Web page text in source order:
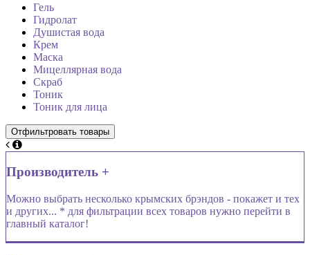
Гель
Гидролат
Душистая вода
Крем
Маска
Мицеллярная вода
Скраб
Тоник
Тоник для лица
Производитель +
Можно выбрать несколько крымских брэндов - покажет и тех
и других... * для фильтрации всех товаров нужно перейти в
главный каталог!